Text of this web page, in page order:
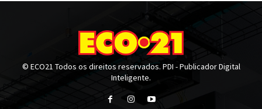
© ECO21 Todos os direitos reservados. PDI - Publicador Digital
Inteligente.